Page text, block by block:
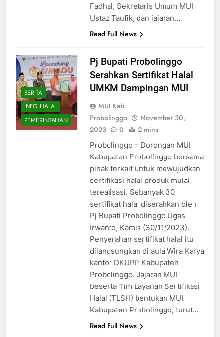
Fadhal, Sekretaris Umum MUI
Ustaz Taufik, dan jajaran…
Read Full News
BERITA
INFO HALAL
PEMERINTAHAN
Pj Bupati Probolinggo
Serahkan Sertifikat Halal
UMKM Dampingan MUI
MUI Kab.
Probolinggo
November 30,
2023
0 2 mins
Probolinggo – Dorongan MUI
Kabupaten Probolinggo bersama
pihak terkait untuk mewujudkan
sertifikasi halal produk mulai
terealisasi. Sebanyak 30
sertifikat halal diserahkan oleh
Pj Bupati Probolinggo Ugas
Irwanto, Kamis (30/11/2023).
Penyerahan sertifikat halal itu
dilangsungkan di aula Wira Karya
kantor DKUPP Kabupaten
Probolinggo. Jajaran MUI
beserta Tim Layanan Sertifikasi
Halal (TLSH) bentukan MUI
Kabupaten Probolinggo, turut…
Read Full News